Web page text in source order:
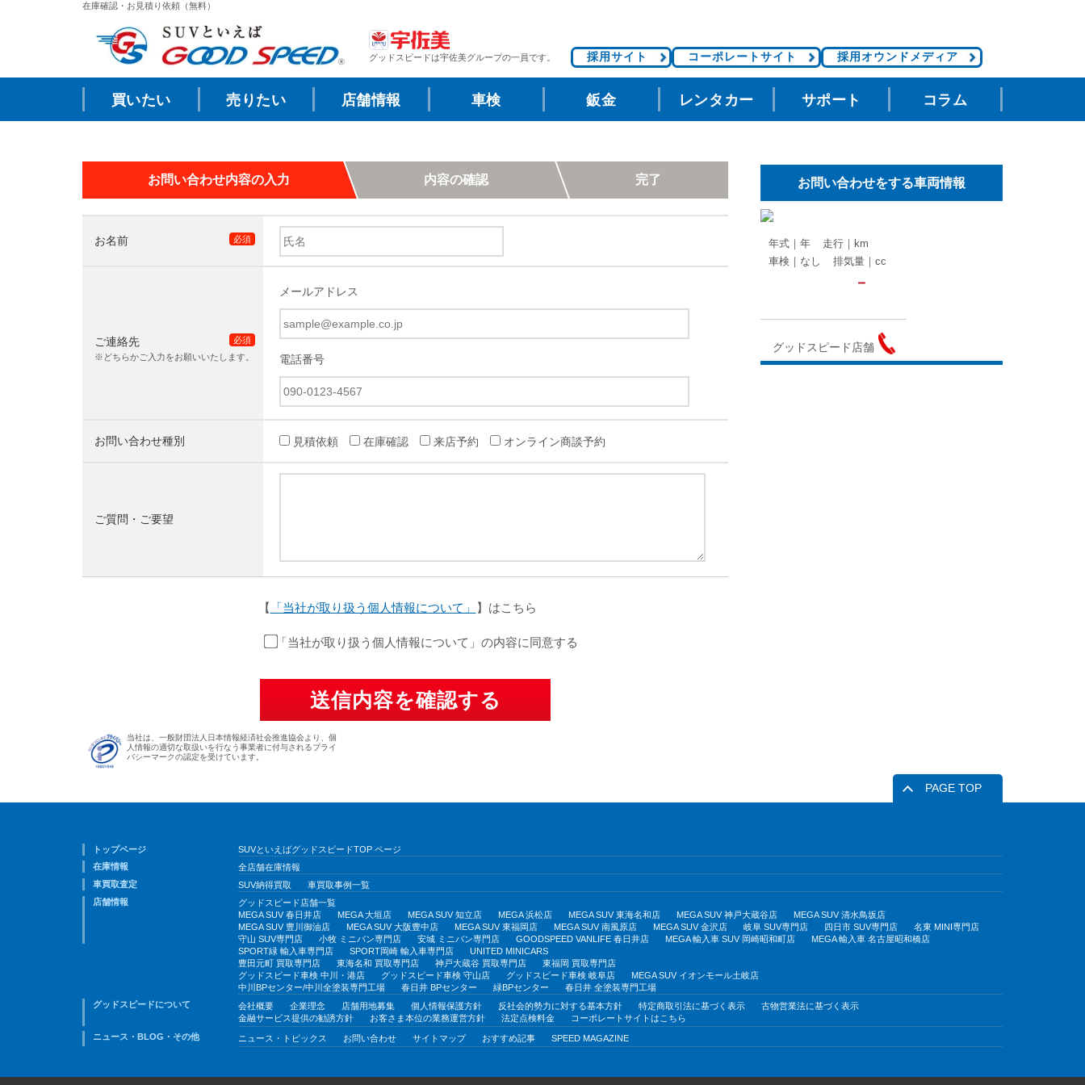
在庫確認・お見積り依頼（無料）
グッドスピードは宇佐美グループの一員です。 採用サイト コーポレートサイト 採用オウンドメディア
買いたい 売りたい 店舗情報 車検 鈑金 レンタカー サポート コラム
お問い合わせをする車両情報
年式｜年
走行｜km
車検｜なし
排気量｜cc
－
グッドスピード店舗
お問い合わせ内容の入力 内容の確認 完了
お名前 必須
ご連絡先
必須
※どちらかご入力をお願いいたします。
メールアドレス
電話番号
お問い合わせ種別 見積依頼 在庫確認 来店予約 オンライン商談予約
ご質問・ご要望
【 「当社が取り扱う個人情報について」 】はこちら
「当社が取り扱う個人情報について」の内容に同意する
PAGE TOP
トップページ
SUVといえばグッドスピードTOP ページ
在庫情報
全店舗在庫情報
車買取査定
SUV納得買取
車買取事例一覧
店舗情報
グッドスピード店舗一覧
MEGA SUV 春日井店
MEGA 大垣店 MEGA SUV 知立店 MEGA 浜松店 MEGA SUV 東海名和店 MEGA SUV 神戸大蔵谷店
MEGA SUV 清水鳥坂店
MEGA SUV 豊川御油店
MEGA SUV 大阪豊中店 MEGA SUV 東福岡店 MEGA SUV 南風原店 MEGA SUV 金沢店 岐阜 SUV専門店 四日市 SUV専門店
名東 MINI専門店
守山 SUV専門店
小牧 ミニバン専門店 安城 ミニバン専門店 GOODSPEED VANLIFE 春日井店 MEGA 輸入車 SUV 岡崎昭和町店
MEGA 輸入車 名古屋昭和橋店
SPORT緑 輸入車専門店
SPORT岡崎 輸入車専門店
UNITED MINICARS
豊田元町 買取専門店
東海名和 買取専門店 神戸大蔵谷 買取専門店
東福岡 買取専門店
グッドスピード車検 中川・港店
グッドスピード車検 守山店 グッドスピード車検 岐阜店
MEGA SUV イオンモール土岐店
中川BPセンター/中川全塗装専門工場
春日井 BPセンター 緑BPセンター
春日井 全塗装専門工場
グッドスピードについて
会社概要 企業理念 店舗用地募集 個人情報保護方針 反社会的勢力に対する基本方針 特定商取引法に基づく表示
古物営業法に基づく表示
金融サービス提供の勧誘方針
お客さま本位の業務運営方針 法定点検料金
コーポレートサイトはこちら
ニュース・BLOG・その他
ニュース・トピックス お問い合わせ サイトマップ おすすめ記事 SPEED MAGAZINE
当社は、一般財団法人日本情報経済社会推進協会より、個
人情報の適切な取扱いを行なう事業者に付与されるプライ
バシーマークの認定を受けています。